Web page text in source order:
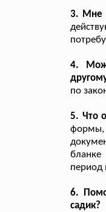
3. Мне
4.
по
5. Что
период
6.
садик?